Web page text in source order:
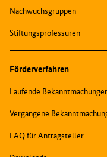
Nachwuchsgruppen
Stiftungsprofessuren
Förderverfahren
Laufende
Vergangene
FAQ für Antragsteller